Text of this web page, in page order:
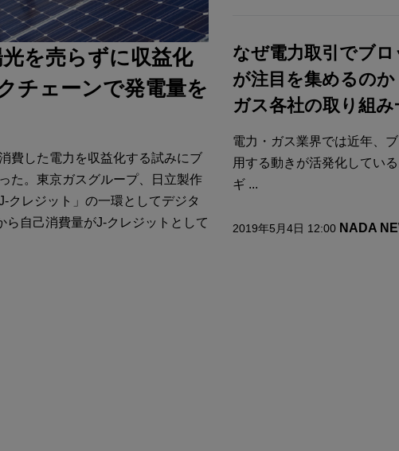
を売らずに収益化
チェーンで発電量を
費した電力を収益化する試みにブ
た。東京ガスグループ、日立製作
クレジット」の一環としてデジタ
自己消費量がJ-クレジットとして
なぜ電力取引でブ
が注目を集めるの
ガス各社の取り組み
電力・ガス業界では近年、
用する動きが活発化してい
ギ ...
2019年5月4日 12:00 NADA